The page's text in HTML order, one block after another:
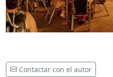
Contactar con el autor